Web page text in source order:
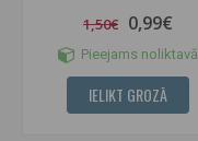
1,50€ 0,99€
Pieejams noliktavā
IELIKT GROZĀ